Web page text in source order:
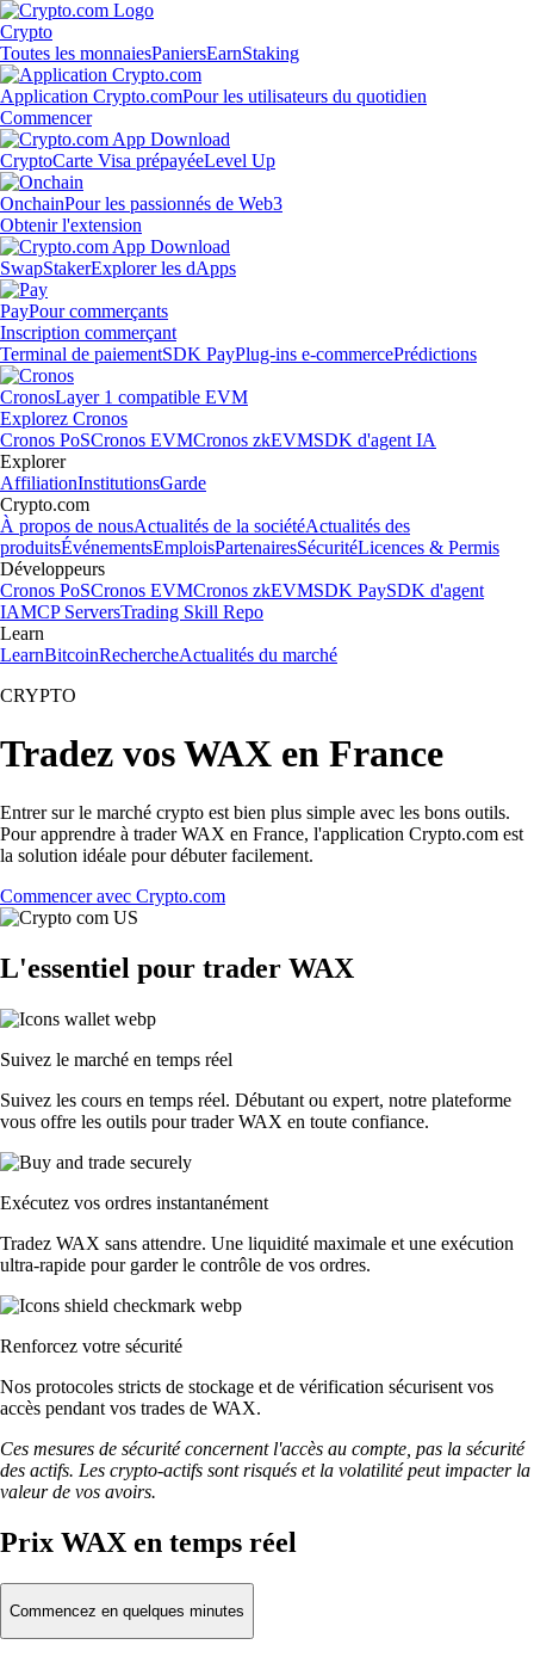
Crypto
Toutes les monnaiesPaniersEarnStaking
Application Crypto.comPour les utilisateurs du quotidien
Commencer
CryptoCarte Visa prépayéeLevel Up
OnchainPour les passionnés de Web3
Obtenir l'extension
SwapStakerExplorer les dApps
PayPour commerçants
Inscription commerçant
Terminal de paiementSDK PayPlug-ins e-commercePrédictions
CronosLayer 1 compatible EVM
Explorez Cronos
Cronos PoSCronos EVMCronos zkEVMSDK d'agent IA
Explorer
AffiliationInstitutionsGarde
Crypto.com
À propos de nousActualités de la sociétéActualités des
produitsÉvénementsEmploisPartenairesSécuritéLicences & Permis
Développeurs
Cronos PoSCronos EVMCronos zkEVMSDK PaySDK d'agent
IAMCP ServersTrading Skill Repo
Learn
LearnBitcoinRechercheActualités du marché
CRYPTO
Tradez vos WAX en France
Entrer sur le marché crypto est bien plus simple avec les bons outils.
Pour apprendre à trader WAX en France, l'application Crypto.com est
la solution idéale pour débuter facilement.
Commencer avec Crypto.com
L'essentiel pour trader WAX
Suivez le marché en temps réel
Suivez les cours en temps réel. Débutant ou expert, notre plateforme
vous offre les outils pour trader WAX en toute confiance.
Exécutez vos ordres instantanément
Tradez WAX sans attendre. Une liquidité maximale et une exécution
ultra-rapide pour garder le contrôle de vos ordres.
Renforcez votre sécurité
Nos protocoles stricts de stockage et de vérification sécurisent vos
accès pendant vos trades de WAX.
Ces mesures de sécurité concernent l'accès au compte, pas la sécurité
des actifs. Les crypto-actifs sont risqués et la volatilité peut impacter la
valeur de vos avoirs.
Prix WAX en temps réel
Commencez en quelques minutes